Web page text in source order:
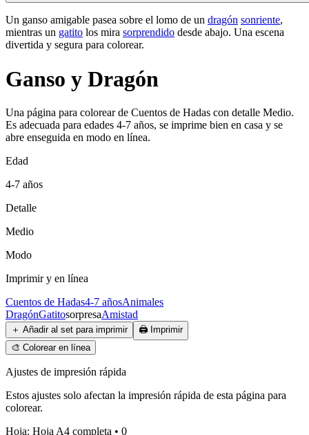
Un ganso amigable pasea sobre el lomo de un dragón sonriente,
mientras un gatito los mira sorprendido desde abajo. Una escena
divertida y segura para colorear.
Ganso y Dragón
Una página para colorear de Cuentos de Hadas con detalle Medio.
Es adecuada para edades 4-7 años, se imprime bien en casa y se
abre enseguida en modo en línea.
Edad
4-7 años
Detalle
Medio
Modo
Imprimir y en línea
Cuentos de Hadas4-7 añosAnimales
DragónGatitosorpresaAmistad
＋ Añadir al set para imprimir 🖨️ Imprimir
🎨 Colorear en línea
Ajustes de impresión rápida
Estos ajustes solo afectan la impresión rápida de esta página para
colorear.
Hoja: Hoja A4 completa • 0